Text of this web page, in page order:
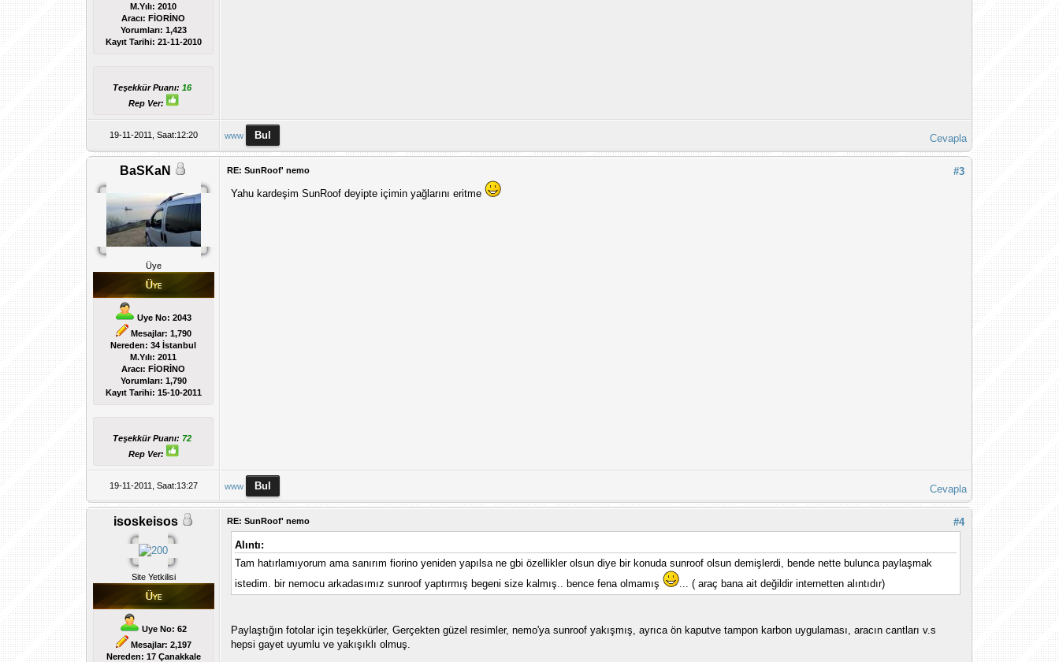
M.Yılı: 2010
Aracı: FİORİNO
Yorumları: 1,423
Kayıt Tarihi: 21-11-2010
Teşekkür Puanı:16
Rep Ver:
19-11-2011, Saat:12:20 www Cevapla
BaSKaN
Üye
Uye No: 2043
Mesajlar: 1,790
Nereden: 34 İstanbul
M.Yılı: 2011
Aracı: FİORİNO
Yorumları: 1,790
Kayıt Tarihi: 15-10-2011
Teşekkür Puanı: 72
Rep Ver:
#3
RE: SunRoof' nemo
Yahu kardeşim SunRoof deyipte içimin yağlarını eritme
19-11-2011, Saat:13:27 www Cevapla
isoskeisos
Site Yetkilisi
Uye No: 62
Mesajlar: 2,197
Nereden: 17 Çanakkale
#4
RE: SunRoof' nemo
Alıntı:
Tam hatırlamıyorum ama sanırım fiorino yeniden yapılsa ne gbi özellikler olsun diye bir konuda sunroof olsun demişlerdi, bende nette bulunca paylaşmak
istedim. bir nemocu arkadasımız sunroof yaptırmış begeni size kalmış.. bence fena olmamış
... ( araç bana ait değildir internetten alıntıdır)
Paylaştığın fotolar için teşekkürler, Gerçekten güzel resimler, nemo'ya sunroof yakışmış, ayrıca ön kaputve tampon karbon uygulaması, aracın cantları v.s
hepsi gayet uyumlu ve yakışıklı olmuş.